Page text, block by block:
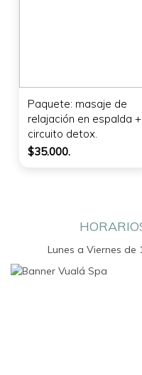
Paquete: masaje de
relajación en espalda +
circuito detox.
$35.000.
Lunes a Viernes de